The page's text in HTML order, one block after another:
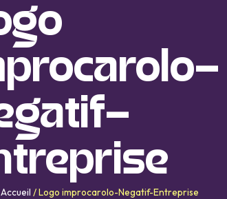
Accueil /Logo improcarolo-Negatif-Entreprise